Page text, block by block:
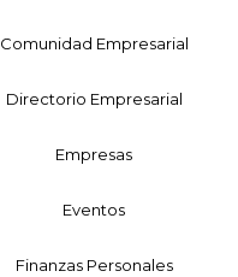
Comunidad Empresarial
Directorio Empresarial
Empresas
Eventos
Finanzas Personales